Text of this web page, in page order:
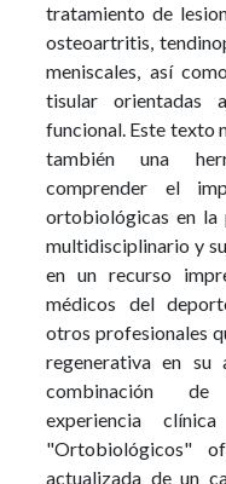
tratamiento de
osteoartritis,
meniscales, así
tisular orientadas
funcional. Este texto
también una
comprender el
ortobiológicas en la
multidisciplinario y
en un recurso
médicos del
otros profesionales
regenerativa en su
combinación de
experiencia
"Ortobiológicos"
actualizada de un